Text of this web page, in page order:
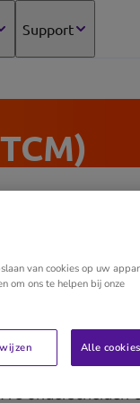
Support
op onze
Belgische
meer dan
onderscheiden
van cookies op uw
om ons te helpen bij onze
Alle